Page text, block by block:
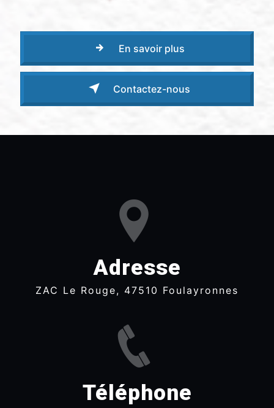
En savoir plus
Contactez-nous
Adresse
ZAC Le Rouge, 47510 Foulayronnes
Téléphone